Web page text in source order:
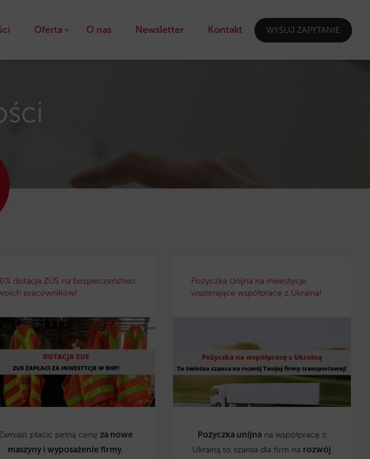
Oferta O nas Newsletter Kontakt WYŚLIJ ZAPYTANIE
dotacja ZUS na bezpieczeństwo
pracowników!
płacić pełną cenęza nowe
maszyny i wyposażenie firmy,
Pożyczka Unijna na inwestycje
wspierające współpracę z Ukrainą!
Pożyczka unijnana współpracę z
Ukrainą to szansa dla firm na rozwój